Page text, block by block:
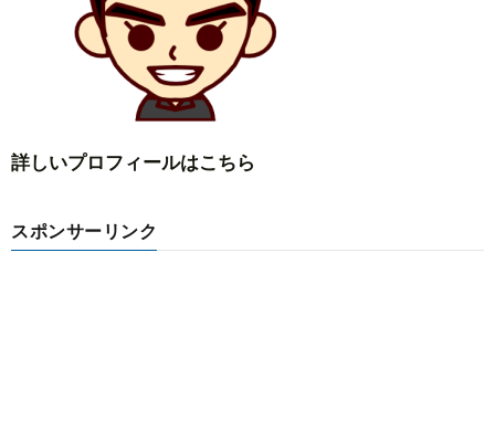
詳しいプロフィールはこちら
スポンサーリンク